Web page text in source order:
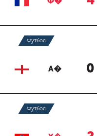
Футбол
А� 0
Футбол